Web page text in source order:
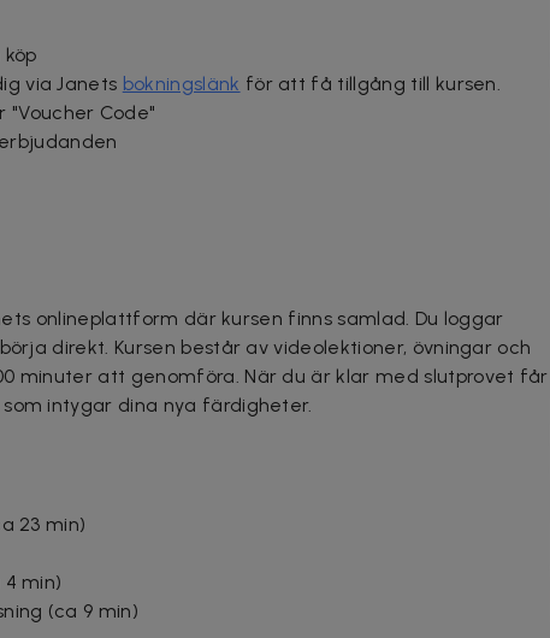
via Janets bokningslänk för att få tillgång till kursen.
"Voucher Code"
onlineplattform där kursen finns samlad. Du loggar
direkt. Kursen består av videolektioner, övningar och
minuter att genomföra. När du är klar med slutprovet får
intygar dina nya färdigheter.
23 min)
min)
(ca 9 min)